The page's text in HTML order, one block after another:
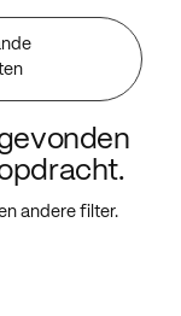
andere filter.